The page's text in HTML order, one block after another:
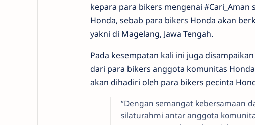
kepara para bikers mengenai
Honda, sebab para bikers Honda akan
yakni di Magelang, Jawa Tengah.
Pada kesempatan kali ini juga
dari para bikers anggota komunitas
akan dihadiri oleh para bikers pecinta
“Dengan semangat kebersamaan
silaturahmi antar anggota